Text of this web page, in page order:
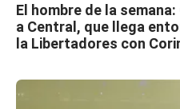
El hombre de la
a Central, que llega
la Libertadores con